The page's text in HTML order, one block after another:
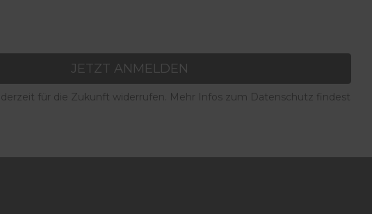
JETZT ANMELDEN
für die Zukunft widerrufen. Mehr Infos zum Datenschutz findest